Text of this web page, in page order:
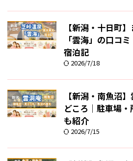
【新潟・十日町
「雲海」の口コ
宿泊記
2026/7/18
【新潟・南魚沼
どころ｜駐車場
も紹介
2026/7/15